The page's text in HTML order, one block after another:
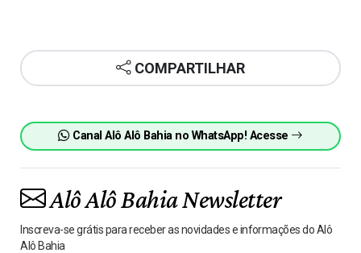
COMPARTILHAR
Canal Alô Alô Bahia no WhatsApp! Acesse
Alô Alô Bahia Newsletter
Inscreva-se grátis para receber as novidades e informações do Alô
Alô Bahia